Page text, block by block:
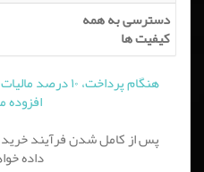
دسترسی به همه
کیفیت ها
هنگام پرداخت،
پس از کامل شدن فرآیند
داده